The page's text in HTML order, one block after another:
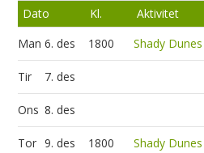
Dato Kl. Aktivitet
Man6. des 1800 Shady Dunes
Tir 7. des
Ons 8. des
Tor 9. des 1800 Shady Dunes